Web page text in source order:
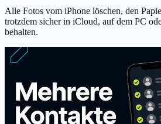
Alle Fotos vom iPhone löschen, den
trotzdem sicher in iCloud, auf dem PC
behalten.